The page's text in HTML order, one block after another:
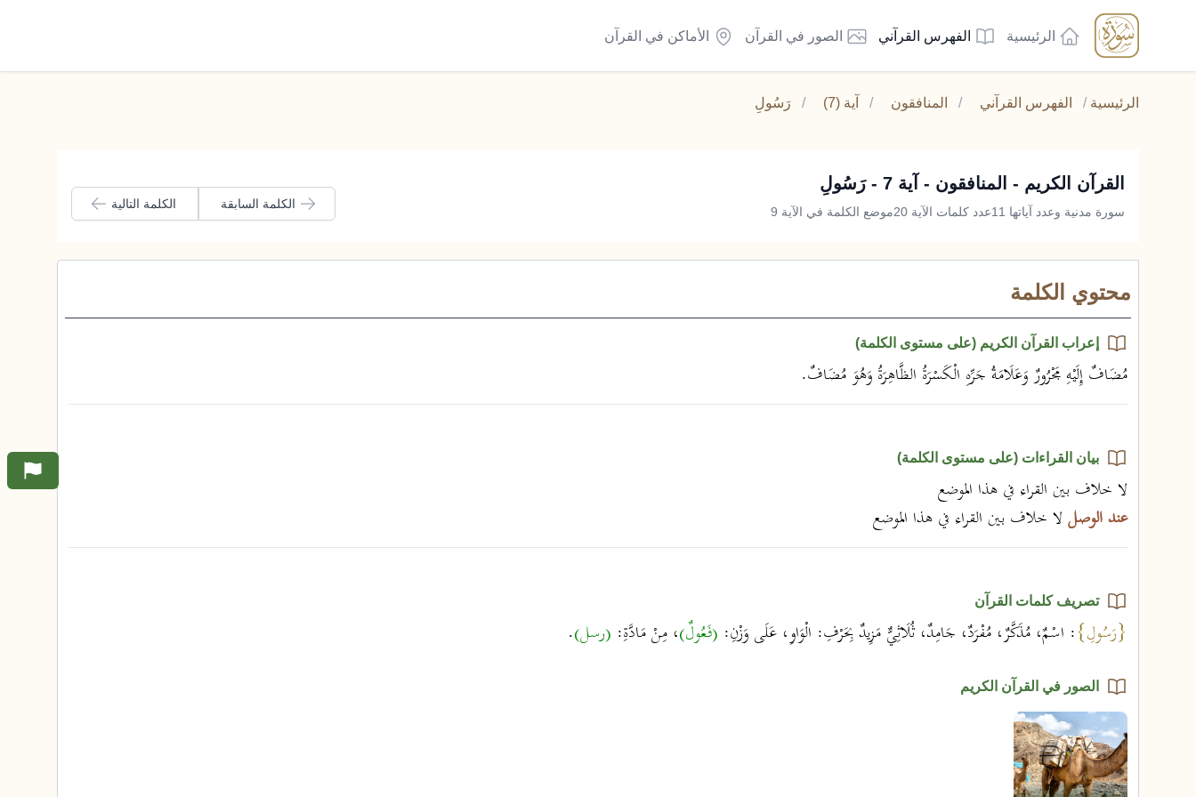
الرئيسية الفهرس القرآني الصور في القرآن الأماكن في القرآن
الرئيسية / الفهرس القرآني / المنافقون / آية (7) / رَسُولِ
القرآن الكريم - المنافقون - آية 7 - رَسُولِ
سورة مدنية وعدد آياتها 11 عدد كلمات الآية 20 موضع الكلمة في الآية 9
الكلمة السابقة الكلمة التالية
محتوي الكلمة
إعراب القرآن الكريم (على مستوى الكلمة)
مُضَافٌ إِلَيْهِ مَجْرُورٌ وَعَلَامَةُ جَرِّهِ الْكَسْرَةُ الظَّاهِرَةُ وَهُوَ مُضَافٌ.
بيان القراءات (على مستوى الكلمة)
لا خلاف بين القراء في هذا الموضع
عند الوصللا خلاف بين القراء في هذا الموضع
تصريف كلمات القرآن
{رَسُولِ}: اسْمٌ، مُذَكَّرٌ، مُفْرَدٌ، جَامِدٌ، ثُلَاثِيٌّ مَزِيدٌ بِحَرْفِ: الْوَاوِ، عَلَى وَزْنِ: (فَعُولٌ)، مِنْ مَادَّةِ: (رسل).
الصور في القرآن الكريم